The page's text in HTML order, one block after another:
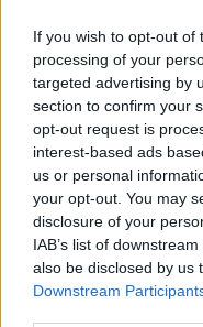
If you wish to opt-out of
processing of your
targeted advertising by
section to confirm your
opt-out request is
interest-based ads
us or personal
your opt-out. You may
disclosure of your
IAB’s list of
also be disclosed by us
Downstream
Continua a
CALCIO